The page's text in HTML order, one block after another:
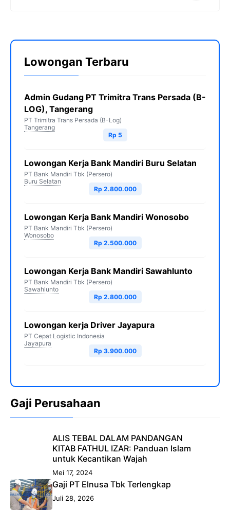
Lowongan Terbaru
Admin Gudang PT Trimitra Trans Persada (B-
LOG), Tangerang
PT Trimitra Trans Persada (B-Log)
Tangerang
Rp 5
Lowongan Kerja Bank Mandiri Buru Selatan
PT Bank Mandiri Tbk (Persero)
Buru Selatan
Rp 2.800.000
Lowongan Kerja Bank Mandiri Wonosobo
PT Bank Mandiri Tbk (Persero)
Wonosobo
Rp 2.500.000
Lowongan Kerja Bank Mandiri Sawahlunto
PT Bank Mandiri Tbk (Persero)
Sawahlunto
Rp 2.800.000
Lowongan kerja Driver Jayapura
PT Cepat Logistic Indonesia
Jayapura
Rp 3.900.000
Gaji Perusahaan
ALIS TEBAL DALAM PANDANGAN
KITAB FATHUL IZAR: Panduan Islam
untuk Kecantikan Wajah
Mei 17, 2024
Gaji PT Elnusa Tbk Terlengkap
Juli 28, 2026